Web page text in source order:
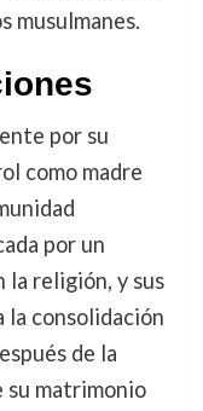
musulmanes.
por su
como madre
por un
la religión, y sus
la consolidación
de la
su matrimonio